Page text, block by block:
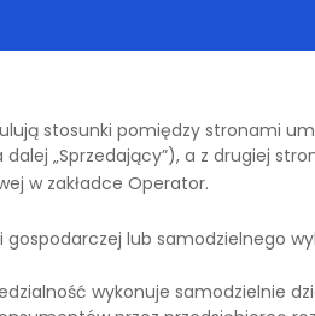
stosunki pomiędzy stronami
dalej „Sprzedający”), a z drugiej
w zakładce Operator.
lub samodzielnego
wykonuje samodzielnie